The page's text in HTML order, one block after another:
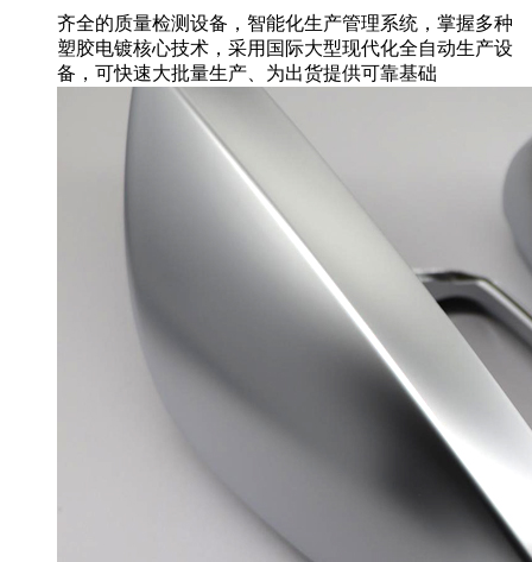
齐全的质量检测设备，智能化生产管理系统，掌握多种
塑胶电镀核心技术，采用国际大型现代化全自动生产设
备，可快速大批量生产、为出货提供可靠基础